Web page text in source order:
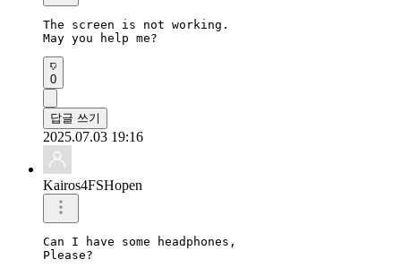
The screen is not working.
May you help me?
0
답글 쓰기
2025.07.03 19:16
Kairos4FSHopen
Can I have some headphones,
Please?